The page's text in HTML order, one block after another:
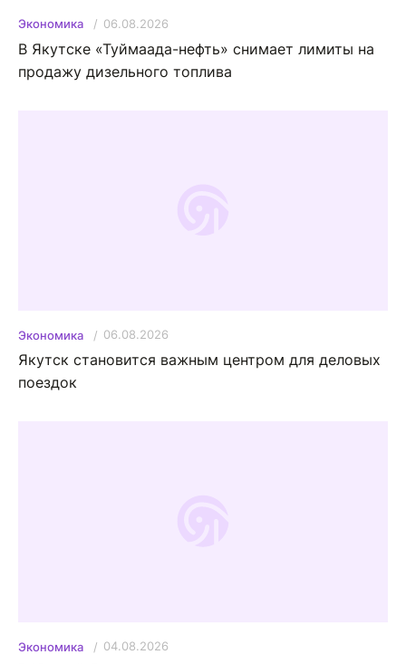
Экономика 06.08.2026
В Якутске «Туймаада-нефть» снимает лимиты на
продажу дизельного топлива
Экономика 06.08.2026
Якутск становится важным центром для деловых
поездок
Экономика 04.08.2026